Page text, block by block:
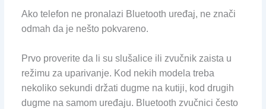
Ako telefon ne pronalazi Bluetooth uređaj, ne znači
odmah da je nešto pokvareno.
Prvo proverite da li su slušalice ili zvučnik zaista u
režimu za uparivanje. Kod nekih modela treba
nekoliko sekundi držati dugme na kutiji, kod drugih
dugme na samom uređaju. Bluetooth zvučnici često